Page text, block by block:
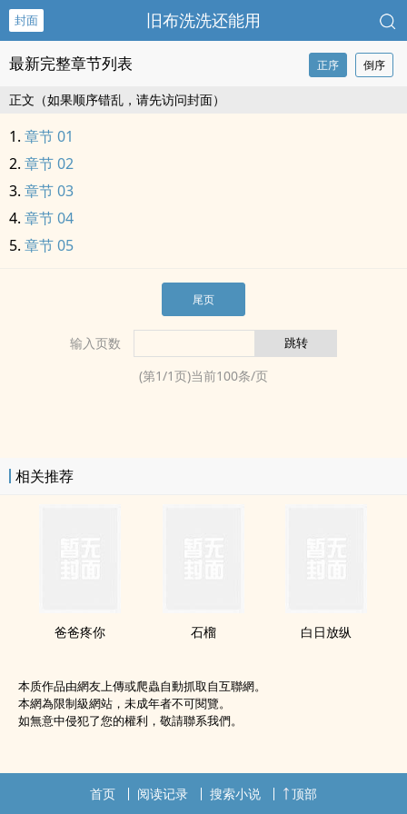
封面 旧布洗洗还能用
最新完整章节列表 正序 倒序
正文（如果顺序错乱，请先访问封面）
章节 01
章节 02
章节 03
章节 04
章节 05
尾页
输入页数
(第1/1页)当前100条/页
相关推荐
爸爸疼你 石榴 白日放纵
本质作品由網友上傳或爬蟲自動抓取自互聯網。
本網為限制級網站，未成年者不可閱覽。
如無意中侵犯了您的權利，敬請聯系我們。
首页 阅读记录 搜索小说 顶部